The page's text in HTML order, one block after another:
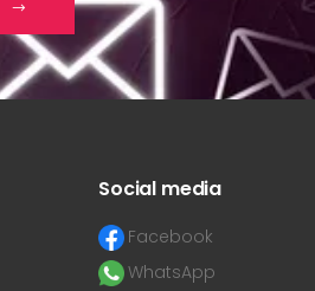
Social media
Facebook
WhatsApp